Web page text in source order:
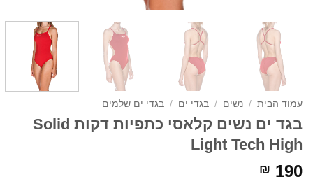
עמוד הבית / נשים / בגדי ים / בגדי ים שלמים
בגד ים נשים קלאסי כתפיות דקות Solid
Light Tech High
₪ 190